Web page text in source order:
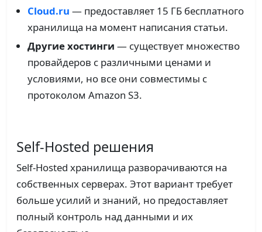
Cloud.ru — предоставляет 15 ГБ бесплатного
хранилища на момент написания статьи.
Другие хостинги — существует множество
провайдеров с различными ценами и
условиями, но все они совместимы с
протоколом Amazon S3.
Self-Hosted решения
Self-Hosted хранилища разворачиваются на
собственных серверах. Этот вариант требует
больше усилий и знаний, но предоставляет
полный контроль над данными и их